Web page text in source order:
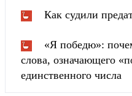
Как судили
«Я победю»:
слова, означающего
единственного числа